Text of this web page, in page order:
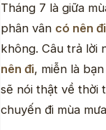
Tháng 7 là giữa
phân vân có nên
không. Câu trả lời
nên đi, miễn là
sẽ nói thật về thời
chuyến đi mùa